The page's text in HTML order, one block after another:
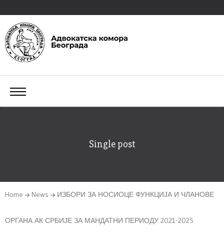
Single post
Home News ИЗБОРИ ЗА НОСИОЦЕ ФУНКЦИЈА И ЧЛАНОВЕ
ОРГАНА АК СРБИЈЕ ЗА МАНДАТНИ ПЕРИОДУ 2021-2025